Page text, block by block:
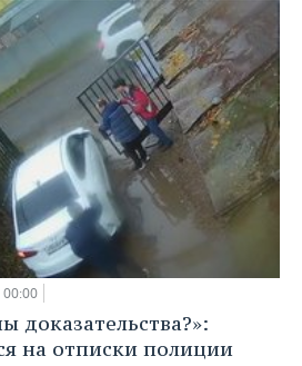
доказательства?»:
на отписки полиции